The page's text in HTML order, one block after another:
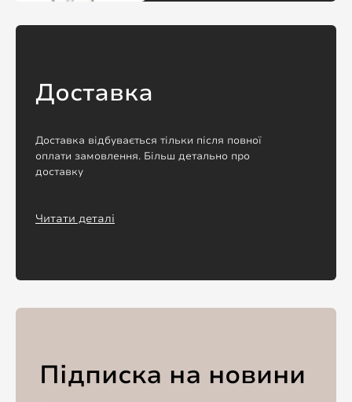
Доставка
Доставка відбувається тільки після повної
оплати замовлення. Більш детально про
доставку
Читати деталі
Підписка на новини